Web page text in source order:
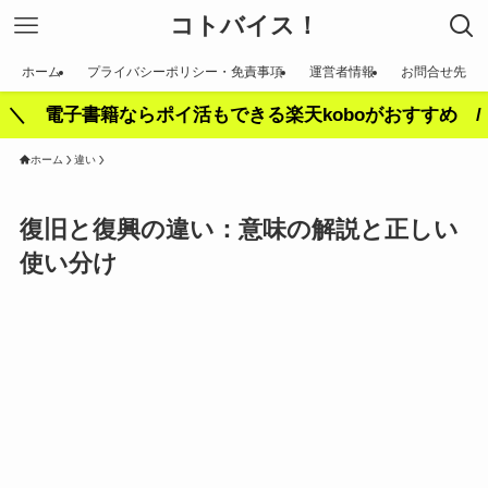
コトバイス！
ホーム プライバシーポリシー・免責事項 運営者情報 お問合せ先
＼ 電子書籍ならポイ活もできる楽天koboがおすすめ /
ホーム 違い
復旧と復興の違い：意味の解説と正しい
使い分け